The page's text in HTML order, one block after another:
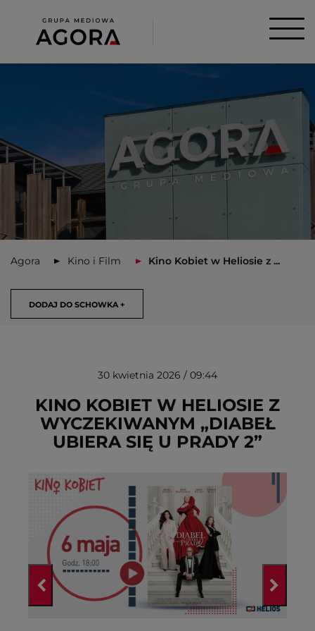
Agora Kino i Film Kino Kobiet w Heliosie z ...
DODAJ DO SCHOWKA +
USUŃ ZE SCHOWKA
30 kwietnia 2026 / 09:44
KINO KOBIET W HELIOSIE Z
WYCZEKIWANYM „DIABEŁ
UBIERA SIĘ U PRADY 2”